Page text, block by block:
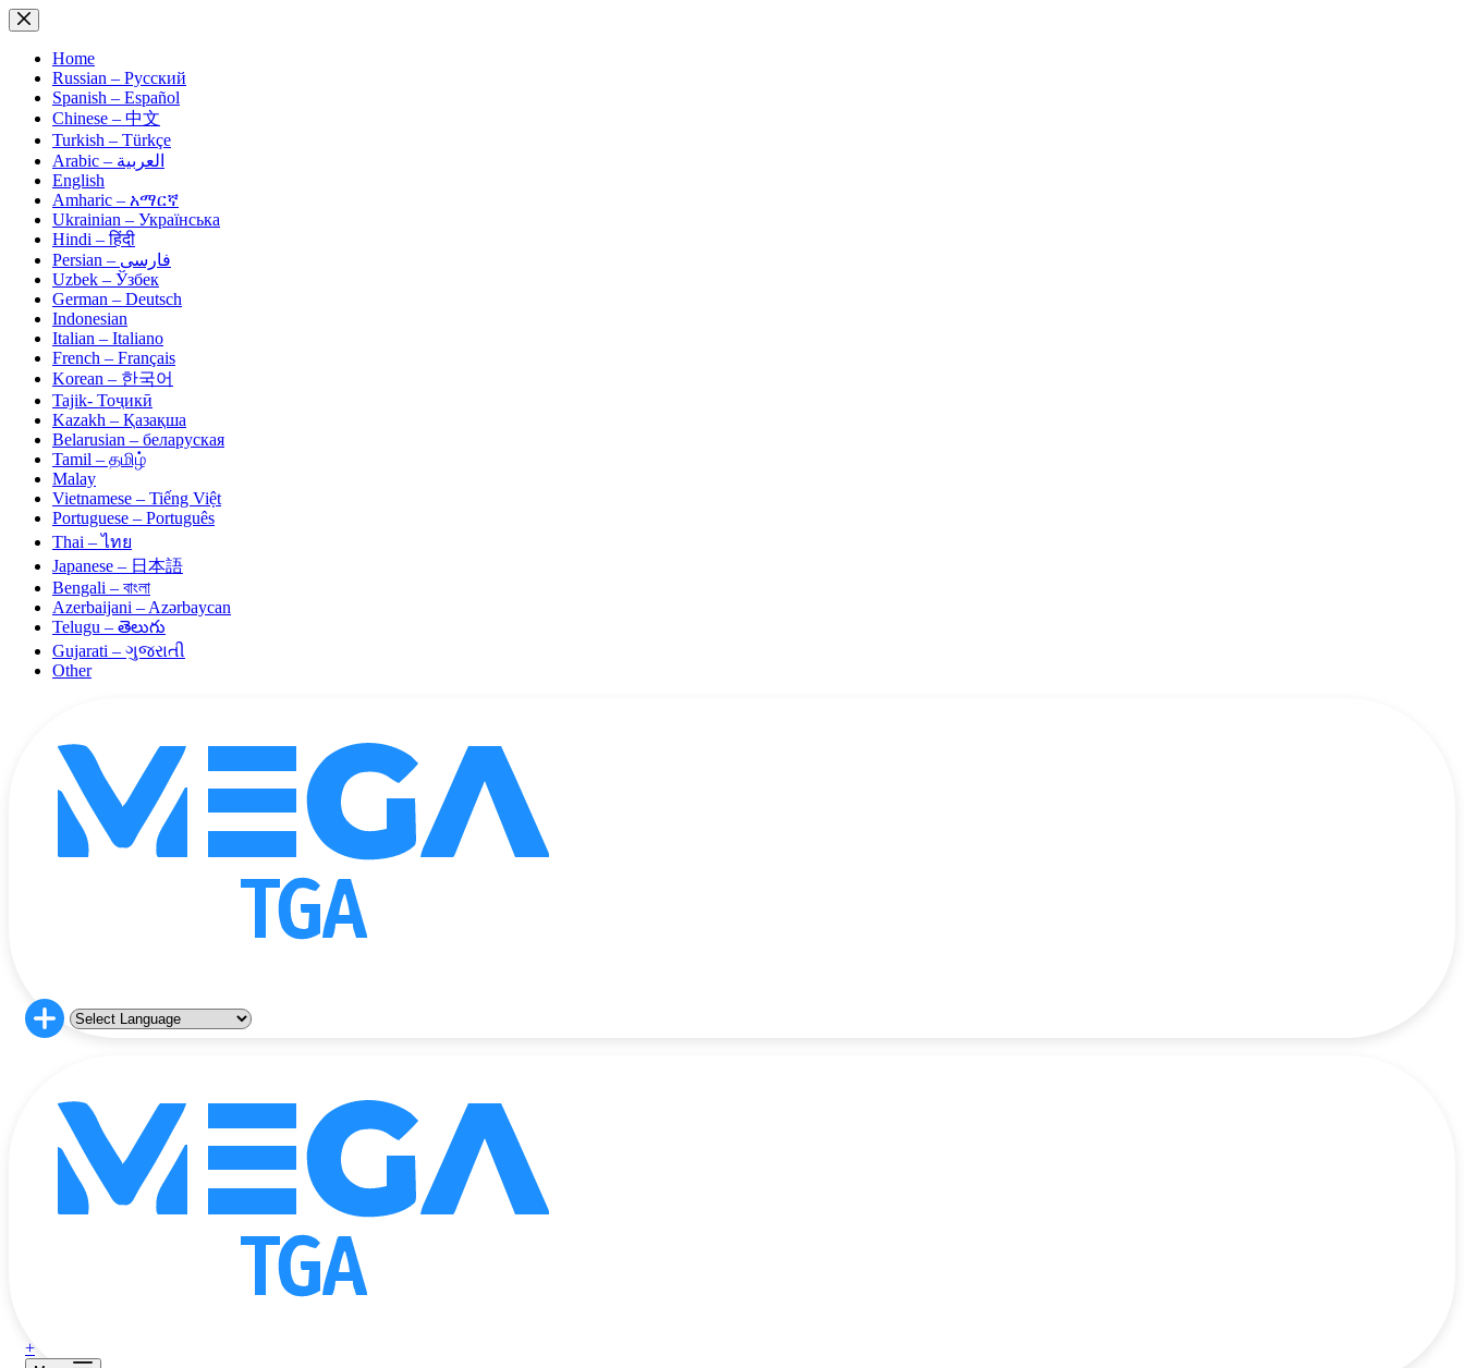
Skip
to
contentHome
Russian – Русский
Spanish – Español
Chinese – 中文
Turkish – Türkçe
Arabic – العربية
English
Amharic – አማርኛ
Ukrainian – Українська
Hindi – हिंदी
Persian – فارسی
Uzbek – Ўзбек
German – Deutsch
Indonesian
Italian – Italiano
French – Français
Korean – 한국어
Tajik- Тоҷикӣ
Kazakh – Қазақша
Belarusian – беларуская
Tamil – தமிழ்
Malay
Vietnamese – Tiếng Việt
Portuguese – Português
Thai – ไทย
Japanese – 日本語
Bengali – বাংলা
Azerbaijani – Azərbaycan
Telugu – తెలుగు
Gujarati – ગુજરાતી
Other
+